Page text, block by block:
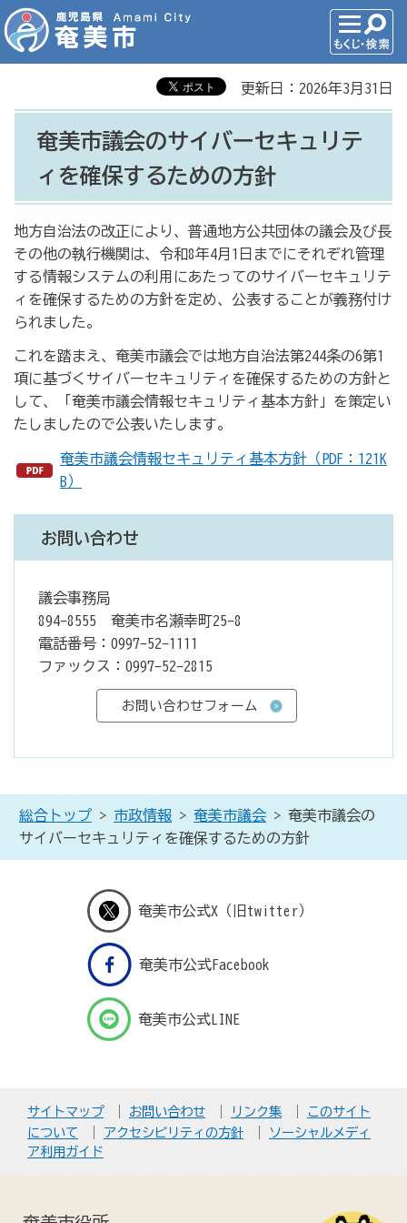
更新日：2026年3月31日
奄美市議会のサイバーセキュリテ
ィを確保するための方針
地方自治法の改正により、普通地方公共団体の議会及び長
その他の執行機関は、令和8年4月1日までにそれぞれ管理
する情報システムの利用にあたってのサイバーセキュリテ
ィを確保するための方針を定め、公表することが義務付け
られました。
これを踏まえ、奄美市議会では地方自治法第244条の6第1
項に基づくサイバーセキュリティを確保するための方針と
して、「奄美市議会情報セキュリティ基本方針」を策定い
たしましたので公表いたします。
奄美市議会情報セキュリティ基本方針（PDF：121K
B）
お問い合わせ
議会事務局
894-8555 奄美市名瀬幸町25-8
電話番号：0997-52-1111
ファックス：0997-52-2815
総合トップ > 市政情報 > 奄美市議会 > 奄美市議会の
サイバーセキュリティを確保するための方針
奄美市公式X（旧twitter）
奄美市公式Facebook
奄美市公式LINE
サイトマップ お問い合わせ リンク集
このサイト
について
アクセシビリティの方針
ソーシャルメディ
ア利用ガイド